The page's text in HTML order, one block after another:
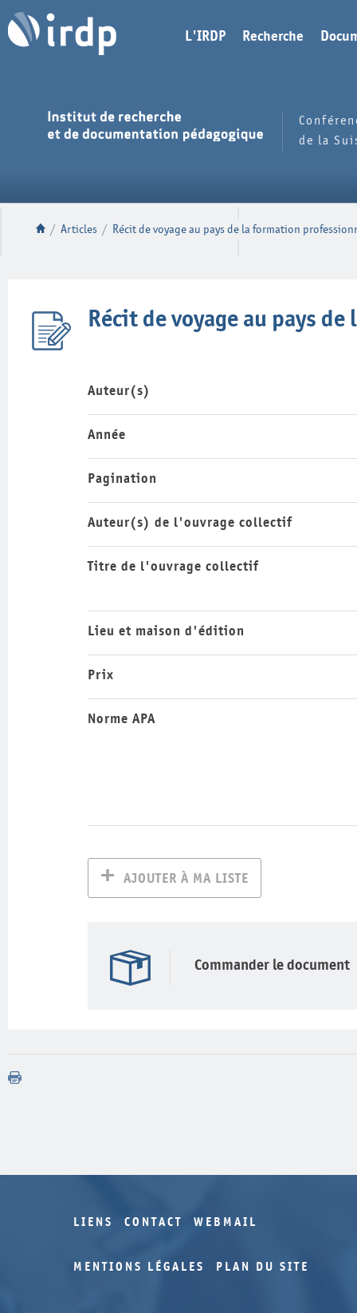
L'IRDP Recherche
de la
/ Articles / Récit de voyage au pays de la formation
Récit de voyage au pays
Auteur(s)
Année
Pagination
Auteur(s) de l'ouvrage collectif
Titre de l'ouvrage collectif
Lieu et maison d'édition
Prix
Norme APA
AJOUTER À MA LISTE
Commander le document
LIENS CONTACT WEBMAIL
MENTIONS LÉGALES PLAN DU SITE